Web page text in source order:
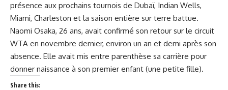
présence aux prochains tournois de Dubaï, Indian Wells,
Miami, Charleston et la saison entière sur terre battue.
Naomi Osaka, 26 ans, avait confirmé son retour sur le circuit
WTA en novembre dernier, environ un an et demi après son
absence. Elle avait mis entre parenthèse sa carrière pour
donner naissance à son premier enfant (une petite fille).
Share this: